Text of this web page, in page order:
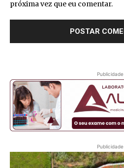
próxima vez que eu comentar.
Publicidade
Publicidade